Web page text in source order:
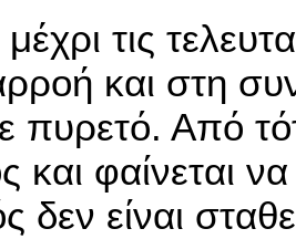
τις
και στη
πυρετό. Από
και φαίνεται
δεν είναι